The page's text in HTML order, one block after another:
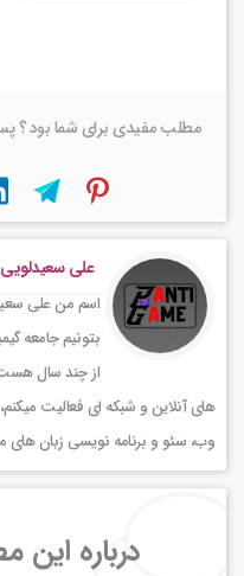
مطلب مفیدی برای شما بود ؟
علی سعیدلویی
اسم من علی
بتونیم جامعه
از چند سال هست
های آنلاین و شبکه ای فعالیت
وب، سئو و برنامه نویسی زبان
درباره